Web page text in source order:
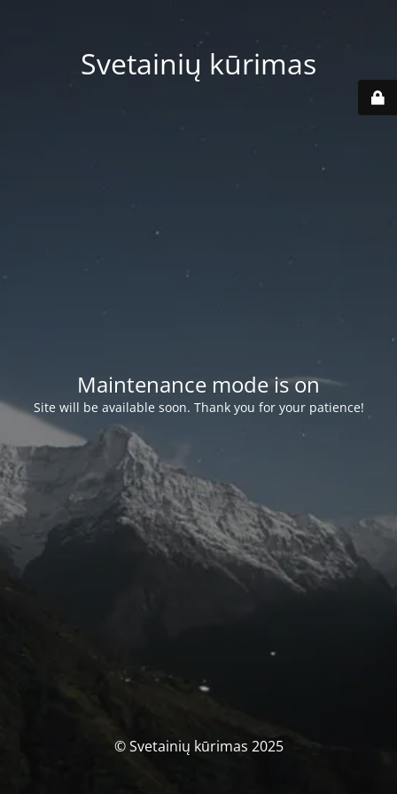
Svetainių kūrimas
Maintenance mode is on
Site will be available soon. Thank you for your patience!
© Svetainių kūrimas 2025